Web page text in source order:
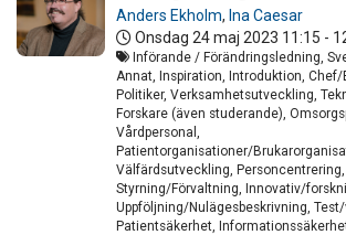
Anders Ekholm, Ina Caesar
Onsdag 24 maj 2023 11:15 -
Införande / Förändringsledning,
Annat, Inspiration, Introduktion,
Politiker, Verksamhetsutveckling,
Forskare (även studerande),
Vårdpersonal,
Patientorganisationer/
Välfärdsutveckling, Personcentrering,
Styrning/Förvaltning, Innovativ/
Uppföljning/Nulägesbeskrivning, Test/
Patientsäkerhet,